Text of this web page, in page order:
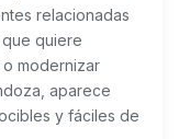
relacionadas
quiere
modernizar
aparece
y fáciles de